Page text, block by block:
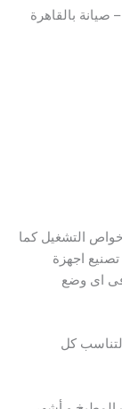
صيانة بالقاهرة
التشغيل كما
اجهزة
اى وضع
لتناسب كل